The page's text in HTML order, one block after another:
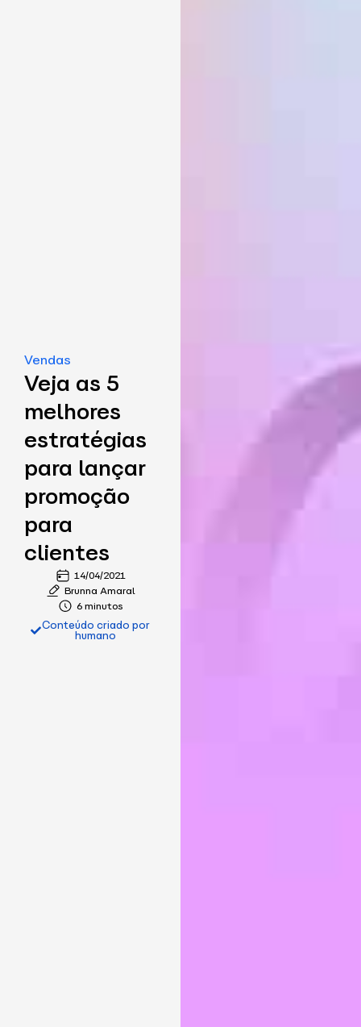
Vendas
Veja as 5
melhores
estratégias
para lançar
promoção
para
clientes
14/04/2021
Brunna Amaral
6 minutos
Conteúdo criado por
humano